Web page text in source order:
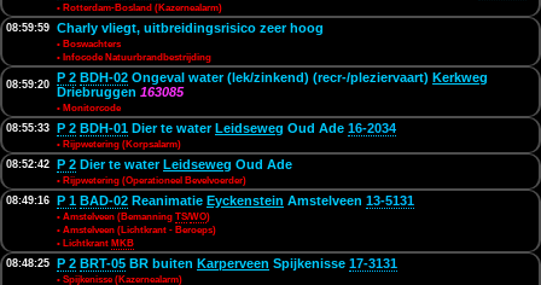
• Rotterdam-Bosland (Kazernealarm)
08:59:59 Charly vliegt, uitbreidingsrisico zeer hoog
• Boswachters
• Infocode Natuurbrandbestrijding
08:59:20 P 2 BDH-02 Ongeval water (lek/zinkend) (recr-/pleziervaart) Kerkweg
Driebruggen 163085
• Monitorcode
08:55:33 P 2 BDH-01 Dier te waterLeidseweg Oud Ade 16-2034
• Rijpwetering (Korpsalarm)
08:52:42 P 2 Dier te waterLeidseweg Oud Ade
• Rijpwetering (Operationeel Bevelvoerder)
08:49:16 P 1 BAD-02 Reanimatie Eyckenstein Amstelveen 13-5131
• Amstelveen (Bemanning TS/WO)
• Amstelveen (Lichtkrant - Beroeps)
• Lichtkrant MKB
08:48:25 P 2 BRT-05 BR buiten Karperveen Spijkenisse 17-3131
• Spijkenisse (Kazernealarm)